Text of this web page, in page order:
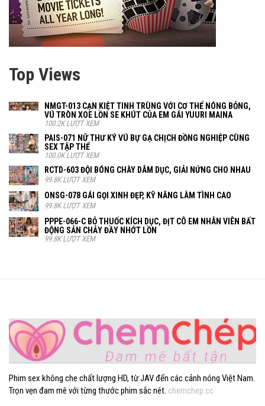
Top Views
NMGT-013 CẠN KIỆT TINH TRÙNG VỚI CƠ THỂ NÓNG BỎNG,
VÚ TRÒN XOE LỒN SE KHÚT CỦA EM GÁI YUURI MAINA
100.2K LƯỢT XEM
PAIS-071 NỮ THƯ KÝ VÚ BỰ GẠ CHỊCH ĐỒNG NGHIỆP CÙNG
SEX TẬP THỂ
100.0K LƯỢT XEM
RCTD-603 ĐỘI BÓNG CHÀY DÂM DỤC, GIẢI NỨNG CHO NHAU
99.8K LƯỢT XEM
ONSG-078 GÁI GỌI XINH ĐẸP, KỸ NĂNG LÀM TÌNH CAO
99.8K LƯỢT XEM
PPPE-066-C BỎ THUỐC KÍCH DỤC, ĐỊT CÔ EM NHÂN VIÊN BẤT
ĐỘNG SẢN CHẢY ĐẦY NHỚT LỒN
99.8K LƯỢT XEM
Phim sex không che chất lượng HD, từ JAV đến các cảnh nóng Việt Nam.
Trọn vẹn đam mê với từng thước phim sắc nét. chemchep.cc